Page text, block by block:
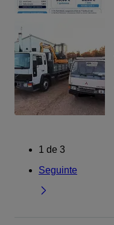
1 de 3
Seguinte